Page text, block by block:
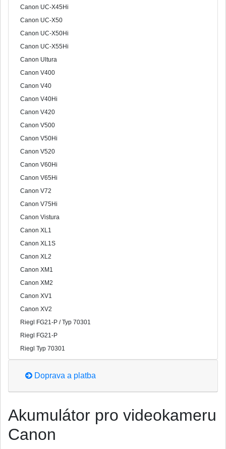
Canon UC-X45Hi
Canon UC-X50
Canon UC-X50Hi
Canon UC-X55Hi
Canon Ultura
Canon V400
Canon V40
Canon V40Hi
Canon V420
Canon V500
Canon V50Hi
Canon V520
Canon V60Hi
Canon V65Hi
Canon V72
Canon V75Hi
Canon Vistura
Canon XL1
Canon XL1S
Canon XL2
Canon XM1
Canon XM2
Canon XV1
Canon XV2
Riegl FG21-P / Typ 70301
Riegl FG21-P
Riegl Typ 70301
Doprava a platba
Akumulátor pro videokameru
Canon